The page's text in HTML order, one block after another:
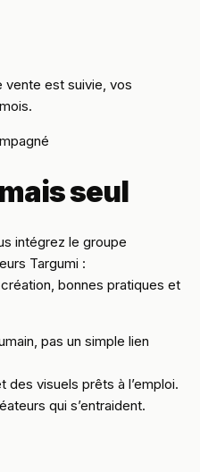
vente est suivie, vos
seul
intégrez le groupe
Targumi :
bonnes pratiques et
pas un simple lien
des visuels prêts à l’emploi.
qui s’entraident.